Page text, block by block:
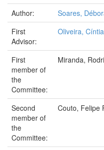
Author:
Soares,
First
Advisor:
Oliveira,
First
member of
the
Committee:
Miranda,
Second
member of
the
Committee:
Couto, Felipe